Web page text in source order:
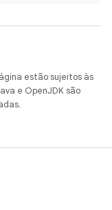
estão sujeitos às
e OpenJDK são